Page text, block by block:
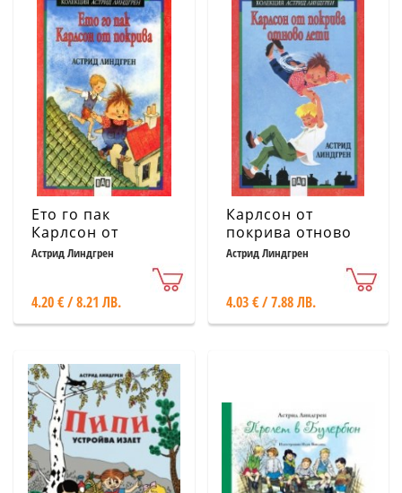
Ето го пак
Карлсон от
покрива
Астрид Линдгрен
4.20 € / 8.21 ЛВ.
Карлсон от
покрива отново
лети
Астрид Линдгрен
4.03 € / 7.88 ЛВ.